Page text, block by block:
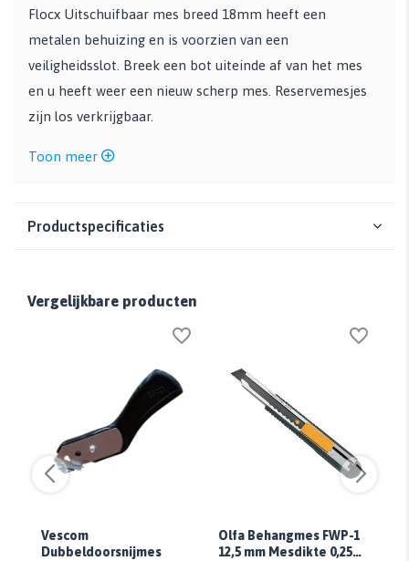
Flocx Uitschuifbaar mes breed 18mm heeft een
metalen behuizing en is voorzien van een
veiligheidsslot. Breek een bot uiteinde af van het mes
en u heeft weer een nieuw scherp mes. Reservemesjes
zijn los verkrijgbaar.
Toon meer
Productspecificaties
Vergelijkbare producten
Vescom
Dubbeldoorsnijmes
Olfa Behangmes FWP-1
12,5 mm Mesdikte 0,25